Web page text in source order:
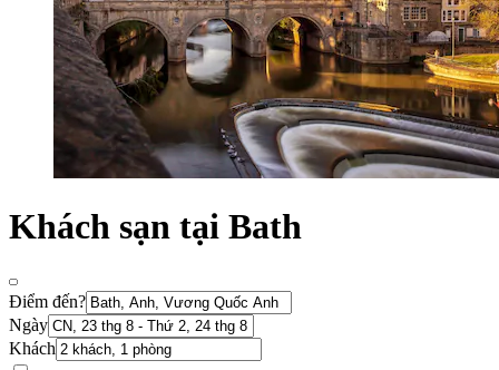
Khách sạn tại Bath
Điểm đến?
Ngày
Khách